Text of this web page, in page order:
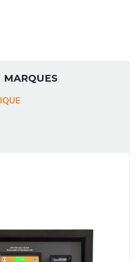
MARQUES